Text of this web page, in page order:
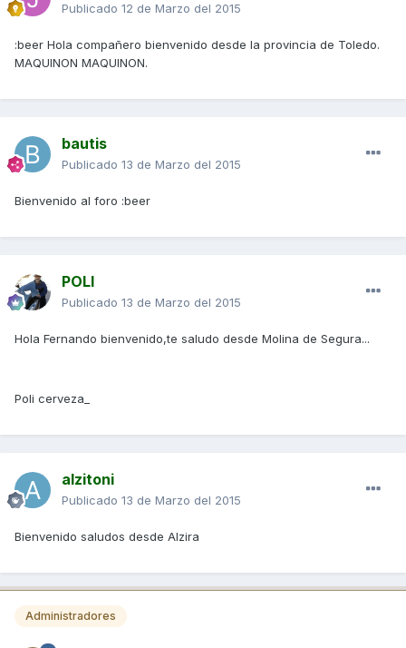
Publicado 12 de Marzo del 2015
:beer Hola compañero bienvenido desde la provincia de Toledo.
MAQUINON MAQUINON.
bautis
Publicado 13 de Marzo del 2015
Bienvenido al foro :beer
POLI
Publicado 13 de Marzo del 2015
Hola Fernando bienvenido,te saludo desde Molina de Segura...
Poli cerveza_
alzitoni
Publicado 13 de Marzo del 2015
Bienvenido saludos desde Alzira
Administradores